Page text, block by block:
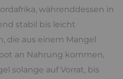
währenddessen in
stabil bis leicht
die aus einem Mangel
an Nahrung kommen,
solange auf Vorrat, bis